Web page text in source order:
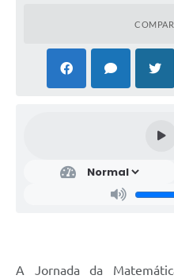
A Jornada da